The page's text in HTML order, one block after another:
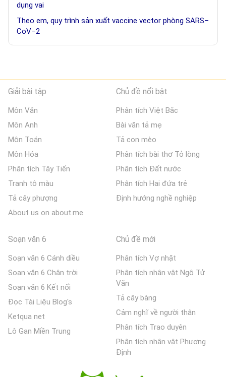
dụng vai
Theo em, quy trình sản xuất vaccine vector phòng SARS–
CoV–2
Giải bài tập
Môn Văn
Môn Anh
Môn Toán
Môn Hóa
Phân tích Tây Tiến
Tranh tô màu
Tả cây phượng
About us on about.me
Chủ đề nổi bật
Phân tích Việt Bắc
Bài văn tả mẹ
Tả con mèo
Phân tích bài thơ Tỏ lòng
Phân tích Đất nước
Phân tích Hai đứa trẻ
Định hướng nghề nghiệp
Soạn văn 6
Soạn văn 6 Cánh diều
Soạn văn 6 Chân trời
Soạn văn 6 Kết nối
Đọc Tài Liệu Blog's
Ketqua net
Lô Gan Miền Trung
Chủ đề mới
Phân tích Vợ nhặt
Phân tích nhân vật Ngô Tử
Văn
Tả cây bàng
Cảm nghĩ về người thân
Phân tích Trao duyên
Phân tích nhân vật Phương
Định